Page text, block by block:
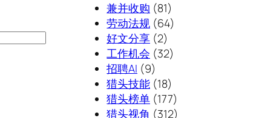
兼并收购 (81)
劳动法规 (64)
好文分享 (2)
工作机会 (32)
招聘AI (9)
猎头技能 (18)
猎头榜单 (177)
猎头视角 (312)